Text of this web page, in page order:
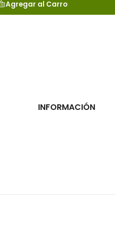
Agregar al Carro
INFORMACIÓN